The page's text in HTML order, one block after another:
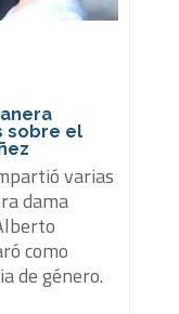
sobre el
varias
dama
como
de género.